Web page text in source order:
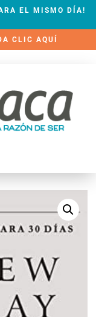
EL MISMO DÍA!
CLIC AQUÍ